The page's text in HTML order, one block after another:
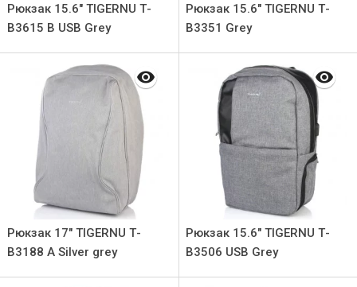
Рюкзак 15.6" TIGERNU Т-
В3615 B USB Grey
Рюкзак 15.6" TIGERNU Т-
В3351 Grey
Рюкзак 17" TIGERNU Т-
В3188 A Silver grey
Рюкзак 15.6" TIGERNU Т-
В3506 USB Grey